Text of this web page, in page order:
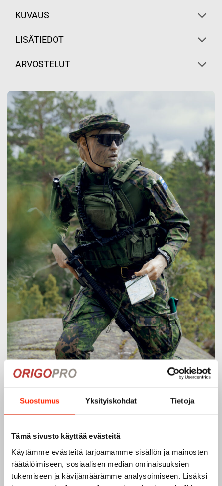
Suostumus Yksityiskohdat Tietoja
Tämä sivusto käyttää evästeitä
Käytämme evästeitä tarjoamamme sisällön ja mainosten
räätälöimiseen, sosiaalisen median ominaisuuksien
tukemiseen ja kävijämäärämme analysoimiseen. Lisäksi
KUVAUS
LISÄTIEDOT
ARVOSTELUT
1975
Origoproon suomalainen turvallisuus- ja
ulkoiluvaatetukseen erikoistunut yritys, joka on toiminut
vuodesta 1975.Origoprovalmistaa laadukkaita vaatteita,